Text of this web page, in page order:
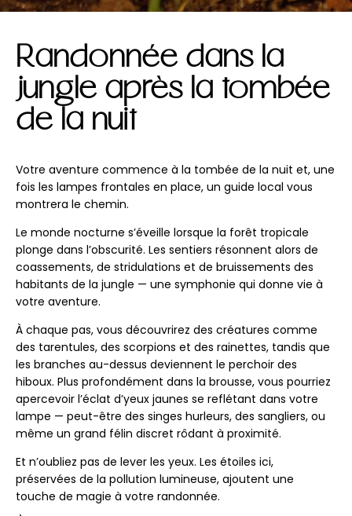
Randonnée dans la
jungle après la tombée
de la nuit
Votre aventure commence à la tombée de la nuit et, une
fois les lampes frontales en place, un guide local vous
montrera le chemin.
Le monde nocturne s’éveille lorsque la forêt tropicale
plonge dans l’obscurité. Les sentiers résonnent alors de
coassements, de stridulations et de bruissements des
habitants de la jungle — une symphonie qui donne vie à
votre aventure.
À chaque pas, vous découvrirez des créatures comme
des tarentules, des scorpions et des rainettes, tandis que
les branches au-dessus deviennent le perchoir des
hiboux. Plus profondément dans la brousse, vous pourriez
apercevoir l’éclat d’yeux jaunes se reflétant dans votre
lampe — peut-être des singes hurleurs, des sangliers, ou
même un grand félin discret rôdant à proximité.
Et n’oubliez pas de lever les yeux. Les étoiles ici,
préservées de la pollution lumineuse, ajoutent une
touche de magie à votre randonnée.